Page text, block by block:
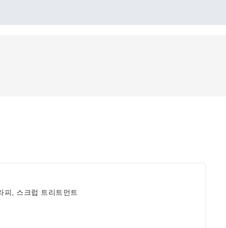
피, 스크럽 트리트먼트